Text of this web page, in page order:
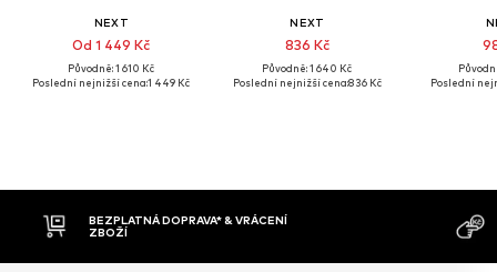
NEXT
Od 1 449 Kč
Původně: 1 610 Kč
Poslední nejnižší cena:1 449 Kč
NEXT
836 Kč
Původně: 1 640 Kč
Poslední nejnižší cena:836 Kč
Poslední
BEZPLATNÁ DOPRAVA* & VRÁCENÍ
ZBOŽÍ